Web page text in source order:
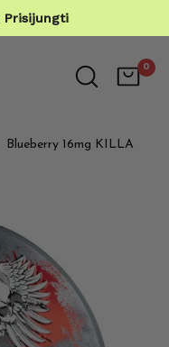
Prisijungti
0
Blueberry 16mg KILLA